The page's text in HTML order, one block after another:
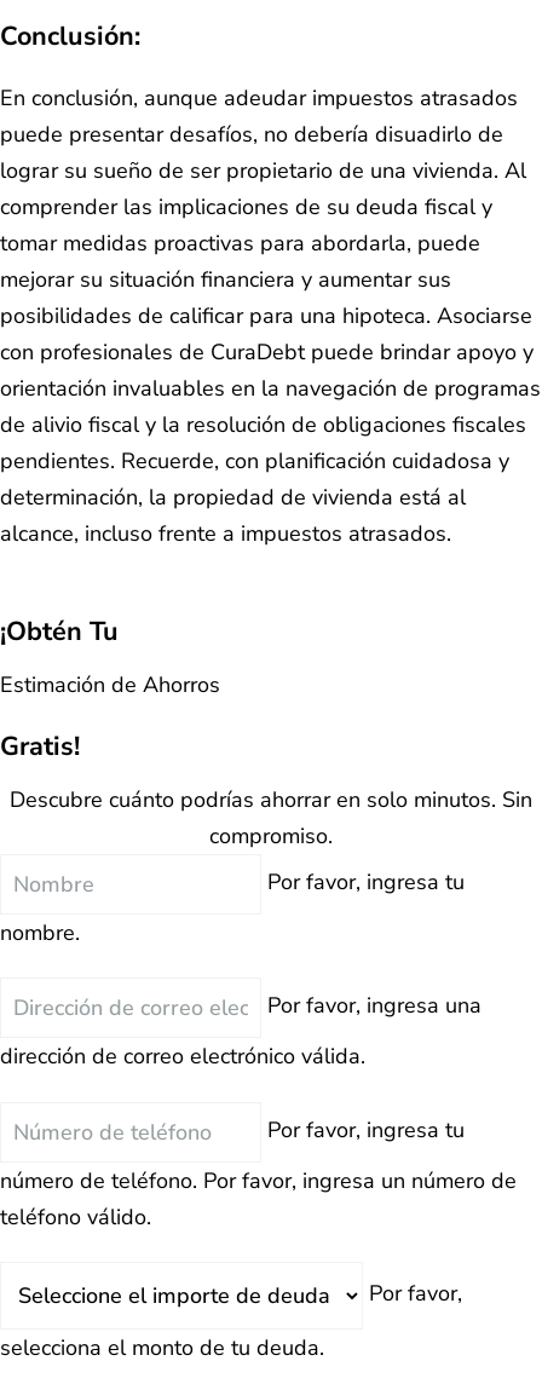
Conclusión:
En conclusión, aunque adeudar impuestos atrasados
puede presentar desafíos, no debería disuadirlo de
lograr su sueño de ser propietario de una vivienda. Al
comprender las implicaciones de su deuda fiscal y
tomar medidas proactivas para abordarla, puede
mejorar su situación financiera y aumentar sus
posibilidades de calificar para una hipoteca. Asociarse
con profesionales de CuraDebt puede brindar apoyo y
orientación invaluables en la navegación de programas
de alivio fiscal y la resolución de obligaciones fiscales
pendientes. Recuerde, con planificación cuidadosa y
determinación, la propiedad de vivienda está al
alcance, incluso frente a impuestos atrasados.
¡Obtén Tu
Estimación de Ahorros
Gratis!
Descubre cuánto podrías ahorrar en solo minutos. Sin
compromiso.
Nombre
Por favor, ingresa tu
nombre.
Correo
Por favor, ingresa una
dirección de correo electrónico válida.
Teléfono
Por favor, ingresa tu
número de teléfono. Por favor, ingresa un número de
teléfono válido.
Por favor,
selecciona el monto de tu deuda.